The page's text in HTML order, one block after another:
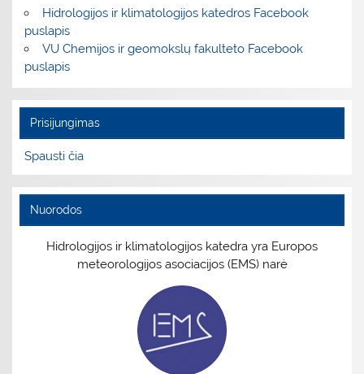
Hidrologijos ir klimatologijos katedros Facebook
puslapis
VU Chemijos ir geomokslų fakulteto Facebook
puslapis
Prisijungimas
Spausti čia
Nuorodos
Hidrologijos ir klimatologijos katedra yra Europos
meteorologijos asociacijos (EMS) narė